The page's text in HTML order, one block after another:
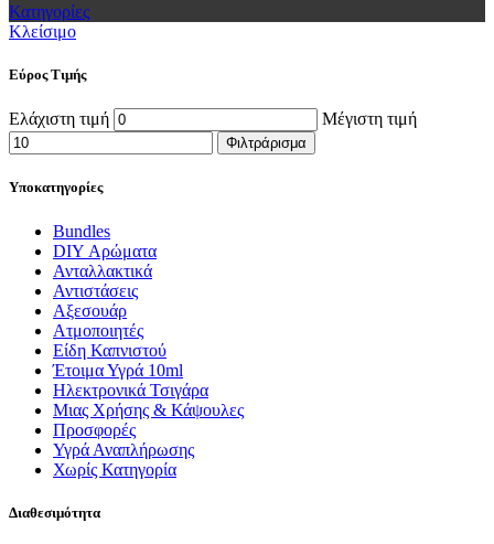
Κατηγορίες
Κλείσιμο
Εύρος Τιμής
Ελάχιστη τιμή Μέγιστη τιμή
Φιλτράρισμα
Υποκατηγορίες
Bundles
DIY Αρώματα
Ανταλλακτικά
Αντιστάσεις
Αξεσουάρ
Ατμοποιητές
Είδη Καπνιστού
Έτοιμα Υγρά 10ml
Ηλεκτρονικά Τσιγάρα
Μιας Χρήσης & Κάψουλες
Προσφορές
Υγρά Αναπλήρωσης
Χωρίς Κατηγορία
Διαθεσιμότητα